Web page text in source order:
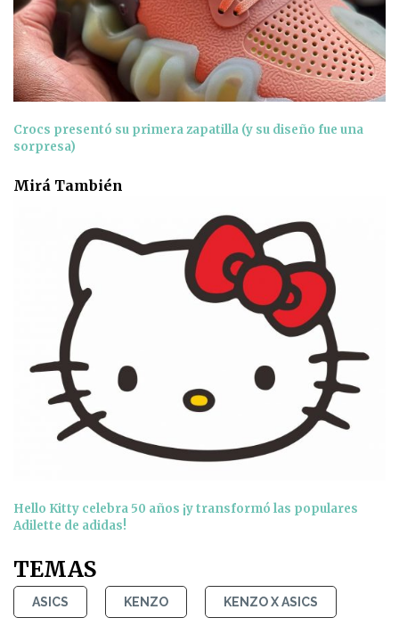
Crocs presentó su primera zapatilla (y su diseño fue una
sorpresa)
Mirá También
Hello Kitty celebra 50 años ¡y transformó las populares
Adilette de adidas!
TEMAS
ASICS KENZO KENZO X ASICS